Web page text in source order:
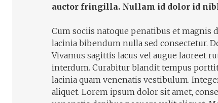
auctor fringilla. Nullam id dolor id
Cum sociis natoque penatibus et magnis
lacinia bibendum nulla sed consectetur.
Vivamus sagittis lacus vel augue laoreet
interdum. Curabitur blandit tempus
lacinia quam venenatis vestibulum.
aliquet. Lorem ipsum dolor sit amet,